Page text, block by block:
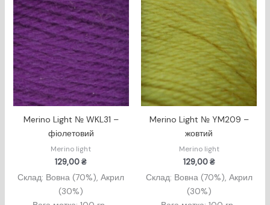
Merino Light № WKL31 –
фіолетовий
Merino light
129,00₴
Склад: Вовна (70%), Акрил
(30%)
Merino Light № YM209 –
жовтий
Merino light
129,00₴
Склад: Вовна (70%), Акрил
(30%)